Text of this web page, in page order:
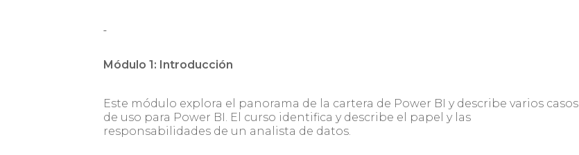
Módulo 1: Introducción
Este módulo explora el panorama de la cartera de Power BI y describe varios casos
de uso para Power BI. El curso identifica y describe el papel y las
responsabilidades de un analista de datos.